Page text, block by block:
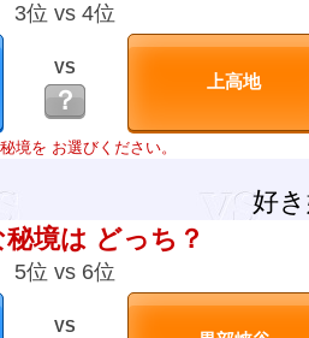
3位 vs 4位
VS
？
境を お選びください。
好
境は どっち？
5位 vs 6位
VS